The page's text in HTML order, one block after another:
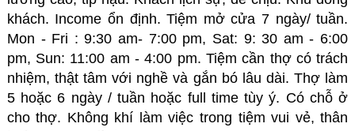
khách. Income ổn định. Tiệm mở cửa 7 ngày/ tuần.
Mon - Fri : 9:30 am- 7:00 pm, Sat: 9: 30 am - 6:00
pm, Sun: 11:00 am - 4:00 pm. Tiệm cần thợ có trách
nhiệm, thật tâm với nghề và gắn bó lâu dài. Thợ làm
5 hoặc 6 ngày / tuần hoặc full time tùy ý. Có chỗ ở
cho thợ. Không khí làm việc trong tiệm vui vẻ, thân